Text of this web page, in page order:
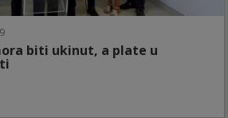
biti ukinut, a plate u